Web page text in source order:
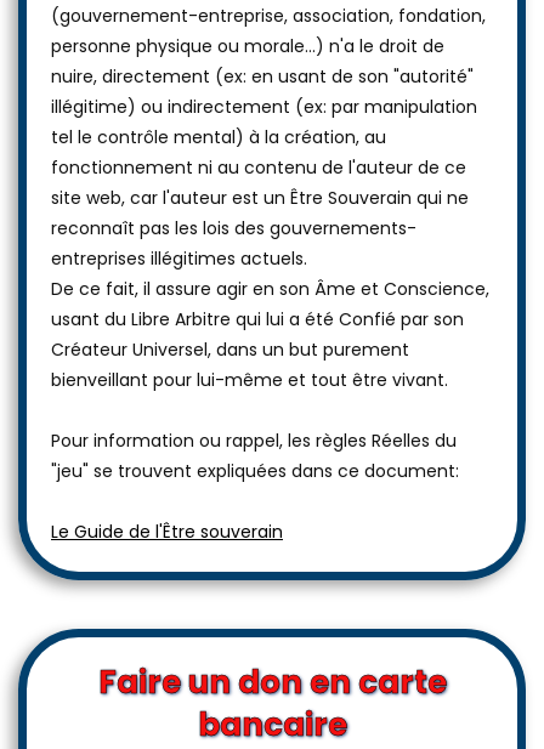
(gouvernement-entreprise, association, fondation,
personne physique ou morale...) n'a le droit de
nuire, directement (ex: en usant de son "autorité"
illégitime) ou indirectement (ex: par manipulation
tel le contrôle mental) à la création, au
fonctionnement ni au contenu de l'auteur de ce
site web, car l'auteur est un Être Souverain qui ne
reconnaît pas les lois des gouvernements-
entreprises illégitimes actuels.
De ce fait, il assure agir en son Âme et Conscience,
usant du Libre Arbitre qui lui a été Confié par son
Créateur Universel, dans un but purement
bienveillant pour lui-même et tout être vivant.
Pour information ou rappel, les règles Réelles du
"jeu" se trouvent expliquées dans ce document:
Le Guide de l'Être souverain
Faire un don en carte
bancaire